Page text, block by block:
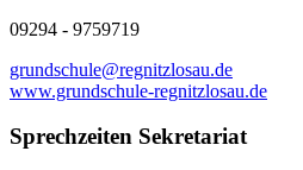
09294 - 9759719
grundschule@regnitzlosau.de
www.grundschule-regnitzlosau.de
Sprechzeiten Sekretariat